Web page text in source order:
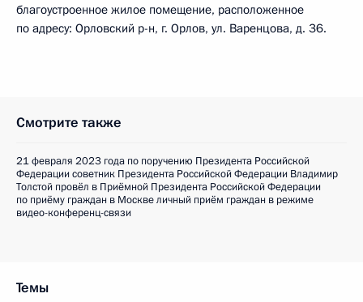
благоустроенное жилое помещение, расположенное
по адресу: Орловский р-н, г. Орлов, ул. Варенцова, д. 36.
Смотрите также
21 февраля 2023 года по поручению Президента Российской
Федерации советник Президента Российской Федерации Владимир
Толстой провёл в Приёмной Президента Российской Федерации
по приёму граждан в Москве личный приём граждан в режиме
видео-конференц-связи
Темы